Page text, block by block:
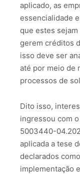
aplicado, as
essencialidade
que estes
gerem créditos
isso deve ser
até por meio de
processos de
Dito isso,
ingressou com
5003440-
aplicada a tese
declarados
implementação